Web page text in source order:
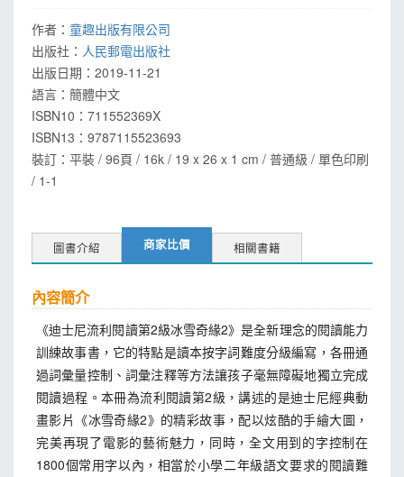
作者： 童趣出版有限公司
出版社： 人民郵電出版社
出版日期： 2019-11-21
語言： 簡體中文
ISBN10：711552369X
ISBN13： 9787115523693
裝訂：平裝 / 96頁 / 16k / 19 x 26 x 1 cm / 普通級 / 單色印刷
/ 1-1
圖書介紹 商家比價 相關書籍
內容簡介
《迪士尼流利閱讀第2級冰雪奇緣2》是全新理念的閱讀能力
訓練故事書，它的特點是讀本按字詞難度分級編寫，各冊通
過詞彙量控制、詞彙注釋等方法讓孩子毫無障礙地獨立完成
閱讀過程。本冊為流利閱讀第2級，講述的是迪士尼經典動
畫影片《冰雪奇緣2》的精彩故事，配以炫酷的手繪大圖，
完美再現了電影的藝術魅力，同時，全文用到的字控制在
1800個常用字以內，相當於小學二年級語文要求的閱讀難